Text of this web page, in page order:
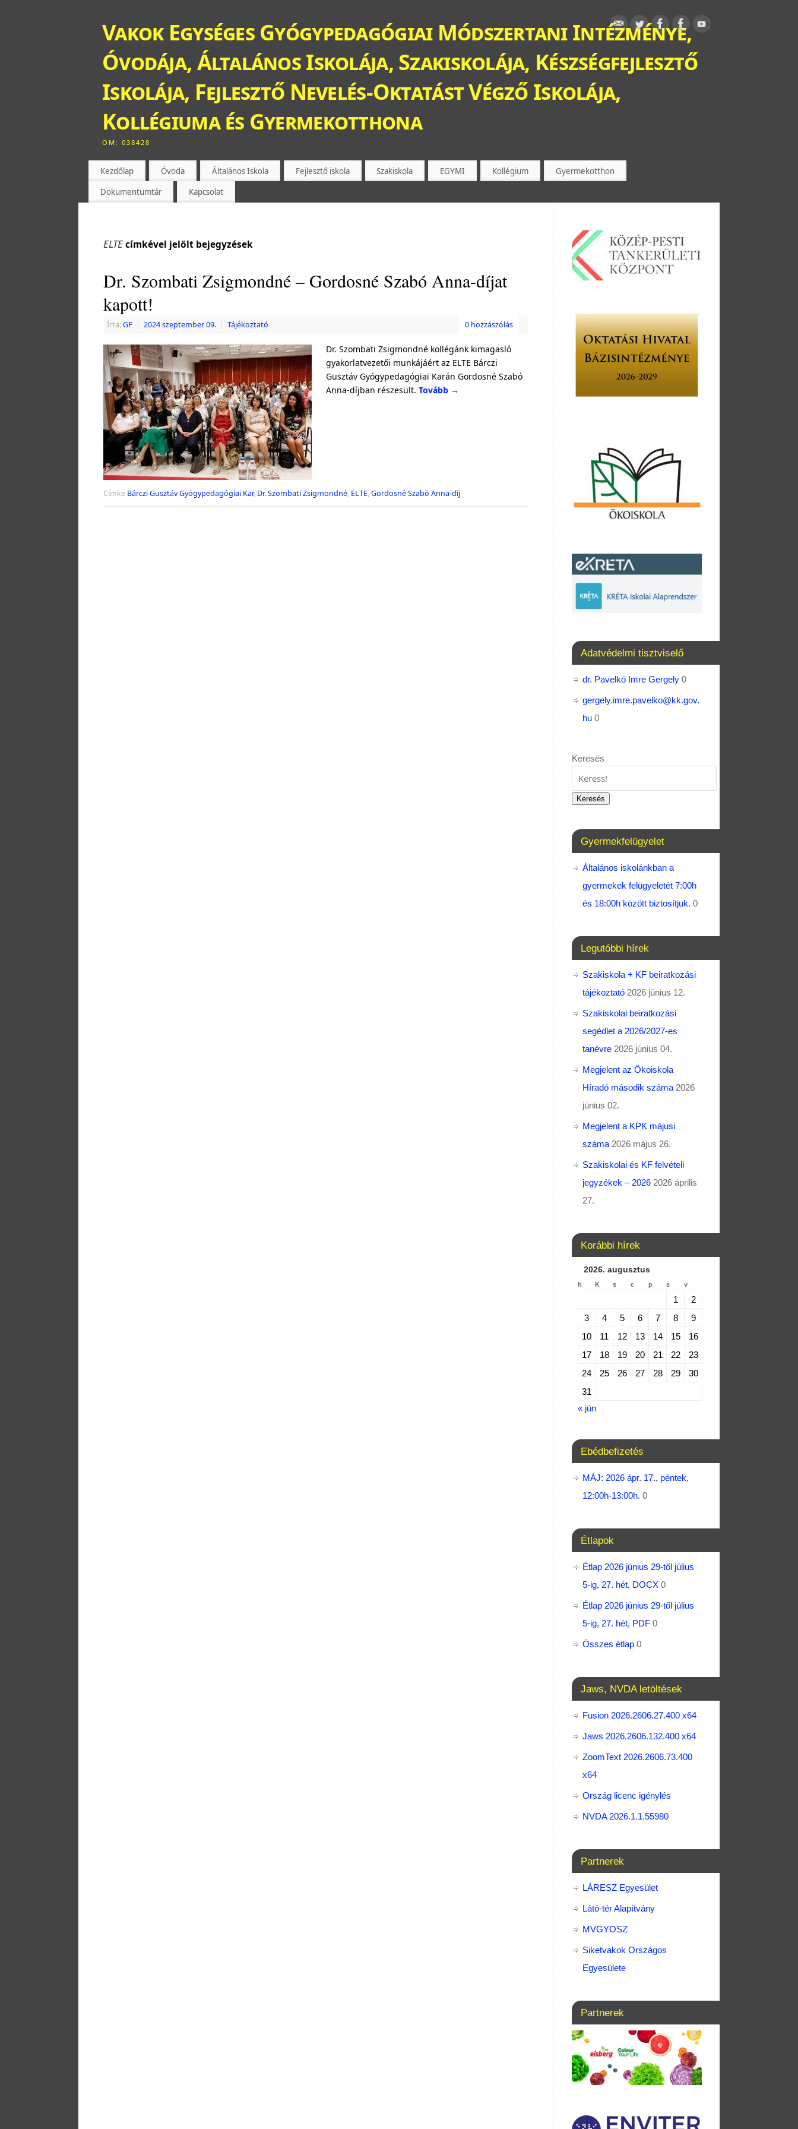
Vakok Egységes Gyógypedagógiai Módszertani Intézménye,
Óvodája, Általános Iskolája, Szakiskolája, Készségfejlesztő
Iskolája, Fejlesztő Nevelés-Oktatást Végző Iskolája,
Kollégiuma és Gyermekotthona
OM: 038428
Kezdőlap Óvoda Általános Iskola Fejlesztő iskola Szakiskola EGYMI Kollégium
Gyermekotthon
Dokumentumtár
Kapcsolat
ELTEcímkével jelölt bejegyzések
Dr. Szombati Zsigmondné – Gordosné Szabó Anna-díjat
kapott!
Írta:GF | 2024 szeptember 09. | Tájékoztató 0 hozzászólás
Dr. Szombati Zsigmondné kollégánk kimagasló
gyakorlatvezetői munkájáért az ELTE Bárczi
Gusztáv Gyógypedagógiai Karán Gordosné Szabó
Anna-díjban részesült. Tovább →
Címke Bárczi Gusztáv Gyógypedagógiai Kar, Dr. Szombati Zsigmondné, ELTE,Gordosné Szabó Anna-díj
Adatvédelmi tisztviselő
dr. Pavelkó Imre Gergely 0
gergely.imre.pavelko@kk.gov.
hu 0
Keresés
Keresés
Gyermekfelügyelet
Általános iskolánkban a
gyermekek felügyeletét 7:00h
és 18:00h között biztosítjuk. 0
Legutóbbi hírek
Szakiskola + KF beiratkozási
tájékoztató 2026 június 12.
Szakiskolai beiratkozási
segédlet a 2026/2027-es
tanévre 2026 június 04.
Megjelent az Ökoiskola
Híradó második száma 2026
június 02.
Megjelent a KPK májusi
száma 2026 május 26.
Szakiskolai és KF felvételi
jegyzékek – 2026 2026 április
27.
Korábbi hírek
2026. augusztus
h K s c p s v
1
2
3
4 5 6 7 8
9
10
11 12 13 14 15
16
17
18 19 20 21 22
23
24
25 26 27 28 29
30
31
« jún
Ebédbefizetés
MÁJ: 2026 ápr. 17., péntek,
12:00h-13:00h. 0
Étlapok
Étlap 2026 június 29-től július
5-ig, 27. hét, DOCX 0
Étlap 2026 június 29-től július
5-ig, 27. hét, PDF 0
Összes étlap 0
Jaws, NVDA letöltések
Fusion 2026.2606.27.400 x64
Jaws 2026.2606.132.400 x64
ZoomText 2026.2606.73.400​
x64
Ország licenc igénylés
NVDA 2026.1.1.55980
Partnerek
LÁRESZ Egyesület
Látó-tér Alapítvány
MVGYOSZ
Siketvakok Országos
Egyesülete
Partnerek